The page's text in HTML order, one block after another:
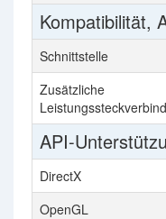
Kompatibilität,
Schnittstelle
Zusätzliche
API-
DirectX
OpenGL